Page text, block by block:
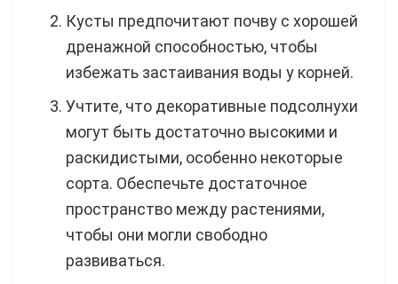
Кусты предпочитают почву с хорошей
дренажной способностью, чтобы
избежать застаивания воды у корней.
Учтите, что декоративные подсолнухи
могут быть достаточно высокими и
раскидистыми, особенно некоторые
сорта. Обеспечьте достаточное
пространство между растениями,
чтобы они могли свободно
развиваться.